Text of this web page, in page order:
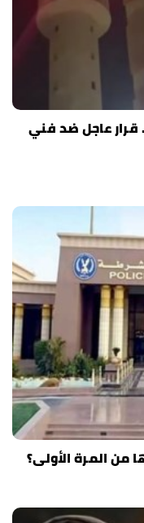
قرار عاجل ضد فني
من المرة الأولى؟